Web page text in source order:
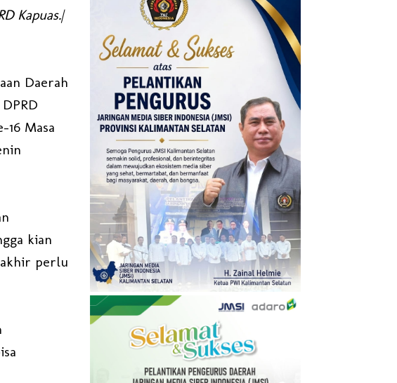
Kapuas.|
Daerah
Masa
kian
perlu